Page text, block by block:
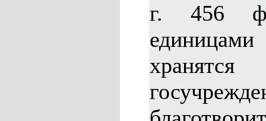
г. 456